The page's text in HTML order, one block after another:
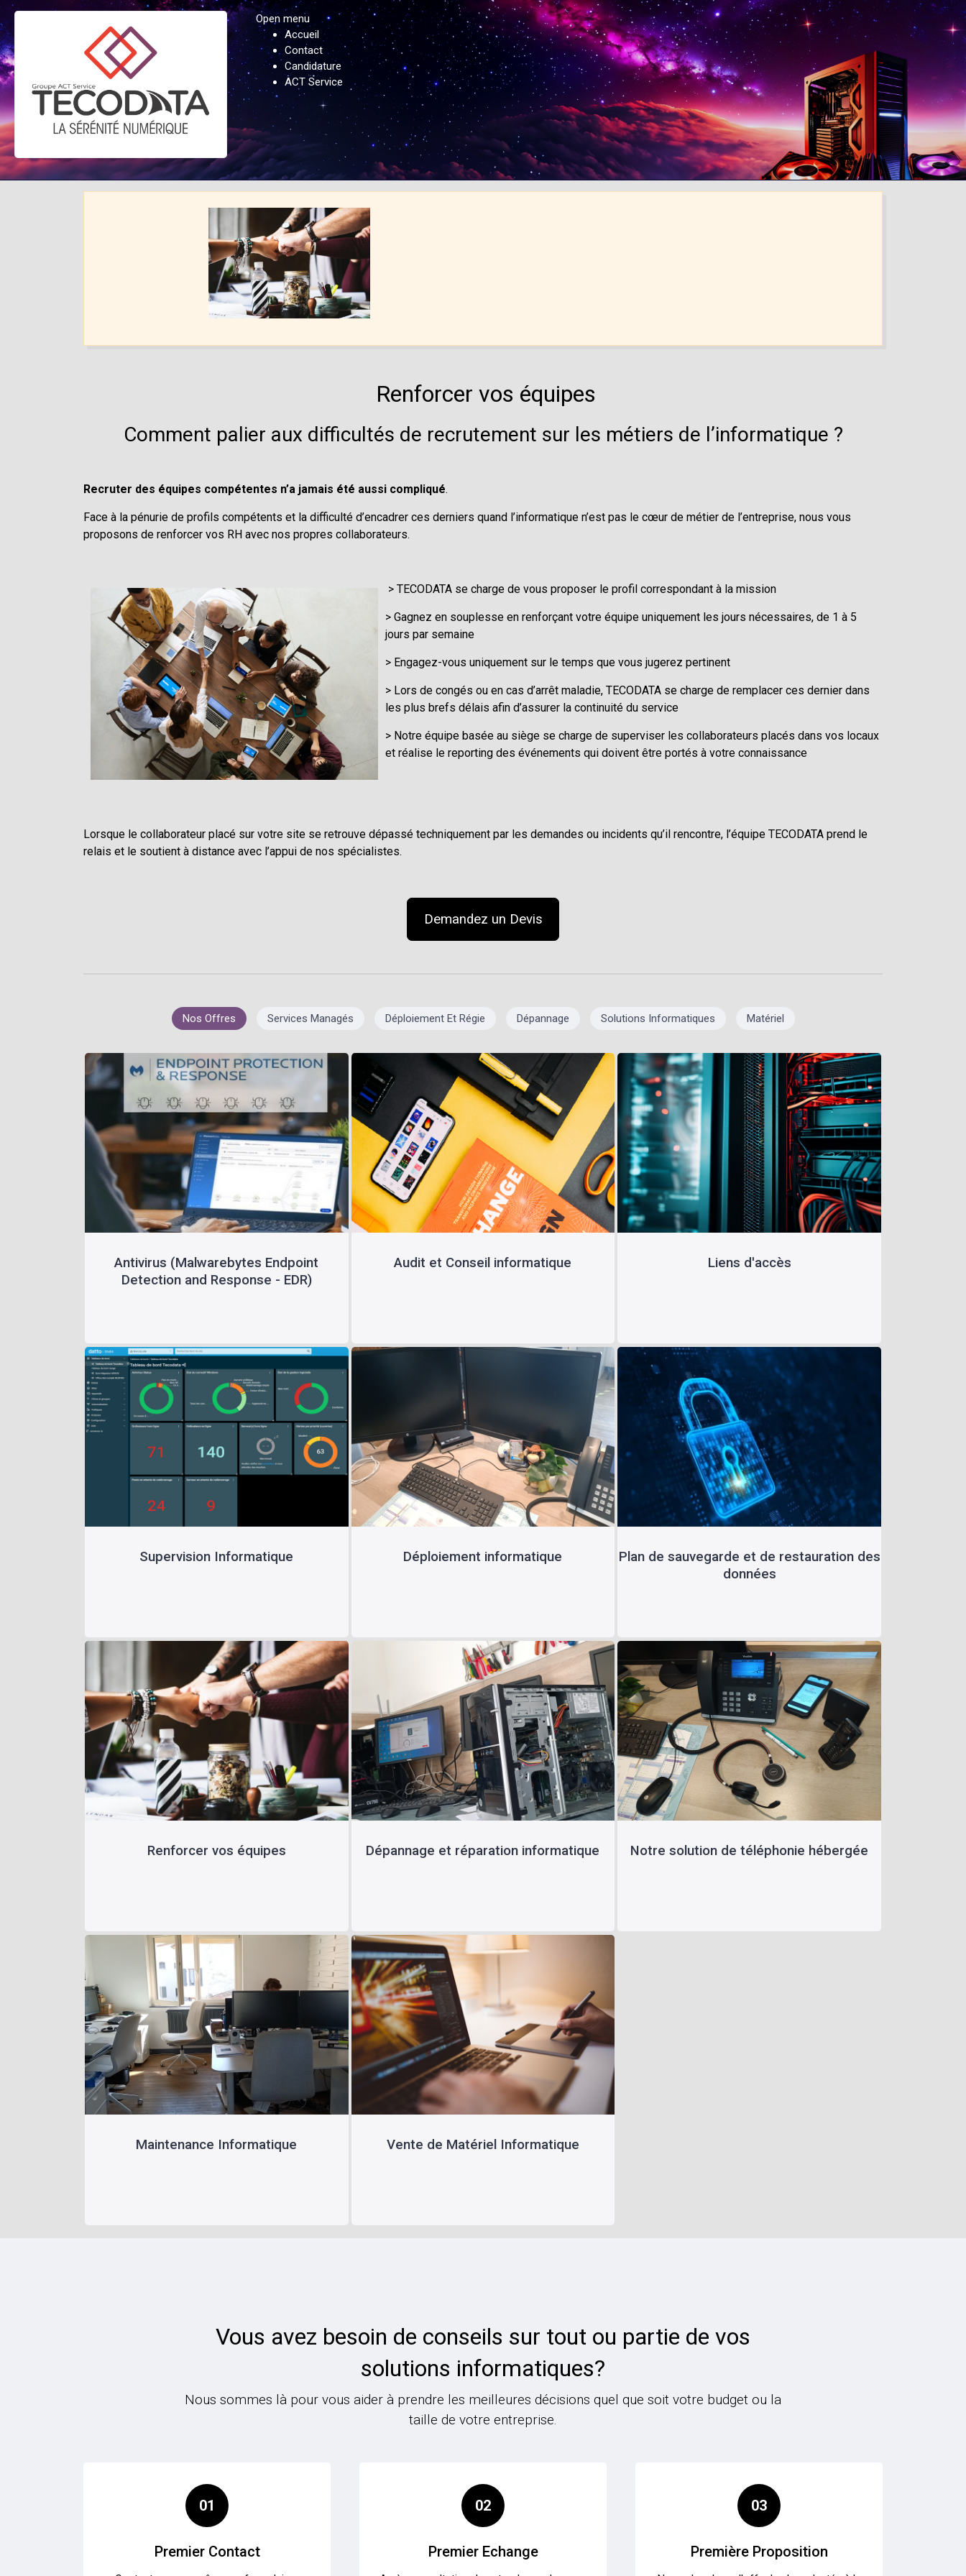
Open menu
Accueil
Contact
Candidature
ACT Service
Renforcer vos équipes
Comment palier aux difficultés de recrutement sur les métiers de l’informatique ?
Recruter des équipes compétentes n’a jamais été aussi compliqué.
Face à la pénurie de profils compétents et la difficulté d’encadrer ces derniers quand l’informatique n’est pas le cœur de métier de l’entreprise, nous vous
proposons de renforcer vos RH avec nos propres collaborateurs.
> TECODATA se charge de vous proposer le profil correspondant à la mission
> Gagnez en souplesse en renforçant votre équipe uniquement les jours nécessaires, de 1 à 5
jours par semaine
> Engagez-vous uniquement sur le temps que vous jugerez pertinent
> Lors de congés ou en cas d’arrêt maladie, TECODATA se charge de remplacer ces dernier dans
les plus brefs délais afin d’assurer la continuité du service
> Notre équipe basée au siège se charge de superviser les collaborateurs placés dans vos locaux
et réalise le reporting des événements qui doivent être portés à votre connaissance
Lorsque le collaborateur placé sur votre site se retrouve dépassé techniquement par les demandes ou incidents qu’il rencontre, l’équipe TECODATA prend le
relais et le soutient à distance avec l’appui de nos spécialistes.
Demandez un Devis
Nos Offres Services Managés Déploiement Et Régie Dépannage Solutions Informatiques Matériel
Antivirus (Malwarebytes Endpoint
Detection and Response - EDR)
Audit et Conseil informatique Liens d'accès
Supervision Informatique Déploiement informatique
Plan de sauvegarde et de restauration des
données
Renforcer vos équipes Dépannage et réparation informatique Notre solution de téléphonie hébergée
Maintenance Informatique Vente de Matériel Informatique
Vous avez besoin de conseils sur tout ou partie de vos
solutions informatiques?
Nous sommes là pour vous aider à prendre les meilleures décisions quel que soit votre budget ou la
taille de votre entreprise.
01
Premier Contact
02
Premier Echange
03
Première Proposition